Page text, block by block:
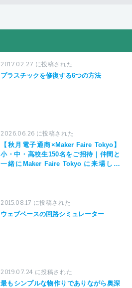
2017.02.27 に投稿された
プラスチックを修復する6つの方法
2026.06.26 に投稿された
【秋月電子通商×Maker Faire Tokyo】
小・中・高校生150名をご招待｜仲間と
一緒にMaker Faire Tokyo に来場しよ
2015.08.17 に投稿された
ウェブベースの回路シミュレーター
2019.07.24 に投稿された
最もシンプルな物作りでありながら奥深